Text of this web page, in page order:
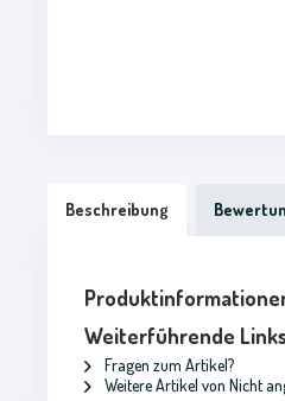
Beschreibung
Weiterführende
Fragen zum Artikel?
Weitere Artikel von Nicht